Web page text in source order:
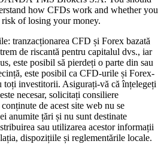
how CFDs work and whether you
of losing your money.
tranzacționarea CFD și Forex bazată
de riscantă pentru capitalul dvs., iar
este posibil să pierdeți o parte din sau
este posibil ca CFD-urile și Forex-
toți investitorii. Asigurați-vă că înțelegeți
necesar, solicitați consiliere
de acest site web nu se
anumite țări și nu sunt destinate
sau utilizarea acestor informații
dispozițiile și reglementările locale.